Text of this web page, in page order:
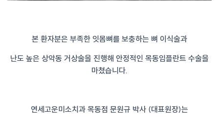
본 환자분은 부족한 잇몸뼈를 보충하는 뼈 이식술과
난도 높은 상악동 거상술을 진행해 안정적인 목동임플란트 수술을
마쳤습니다.
연세고운미소치과 목동점 문원규 박사 (대표원장)는